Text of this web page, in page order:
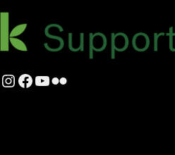
Instagram
Facebook
YouTube
Flickr